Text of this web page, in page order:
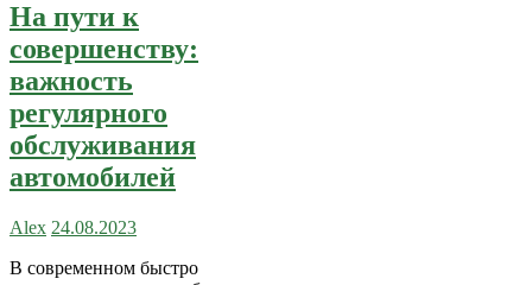
На пути к
совершенству:
важность
регулярного
обслуживания
автомобилей
Alex 24.08.2023
В современном быстро